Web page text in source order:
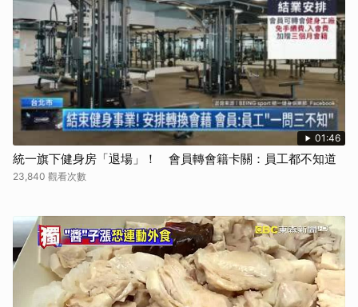
01:46
統一旗下健身房「退場」！ 會員轉會籍卡關：員工都不知道
23,840 觀看次數